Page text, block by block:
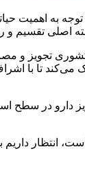
به اهمیت
اصلی تقسیم و
تجویز
اشراف
دارو در